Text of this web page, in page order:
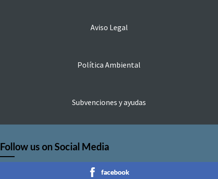
Aviso Legal
Política Ambiental
Subvenciones y ayudas
Follow us on Social Media
facebook